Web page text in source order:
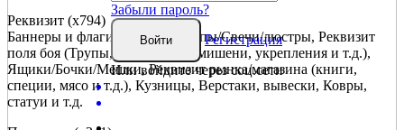
Забыли пароль?
Войти
Регистрация
Или войдите через соц.сети
Реквизит (x794)
Баннеры и флаги, Мебель, Лампы/Свечи/люстры, Реквизит
поля боя (Трупы, залпы стрел, мишени, укрепления и т.д.),
Ящики/Бочки/Мешки, Реквизит рынка/магазина (книги,
специи, мясо и т.д.), Кузницы, Верстаки, вывески, Ковры,
статуи и т.д.